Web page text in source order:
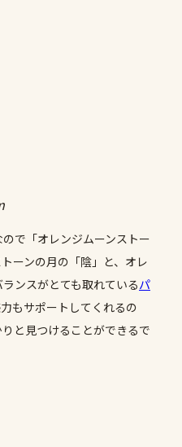
で「オレンジムーンストー
ーンの月の「陰」と、オレ
ンスがとても取れているパ
もサポートしてくれるの
と見つけることができるで